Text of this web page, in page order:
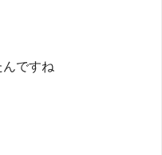
んですね